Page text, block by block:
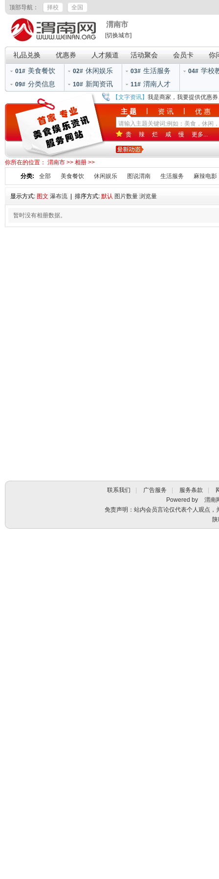
顶部导航： 择校 全国
渭南市
[切换城市]
礼品兑换 优惠券 人才频道 活动聚会 会员卡 你
01# 美食餐饮 02# 休闲娱乐 03# 生活服务 04# 学校
09# 分类信息 10# 新闻资讯 11# 渭南人才
【文字资讯】 我是商家，我要提供优惠
主 题 | 资 讯 | 优 惠
贵 辣 烂 咸 慢 更多...
你所在的位置： 渭南市 >> 相册 >>
分类:
全部 美食餐饮 休闲娱乐 图说渭南 生活服务 麻辣电影
显示方式: 图文 瀑布流 | 排序方式: 默认 图片数量 浏览量
暂时没有相册数据。
联系我们 广告服务 服务条款
Powered by
渭南
免责声明：站内会员言论仅代表个人观点